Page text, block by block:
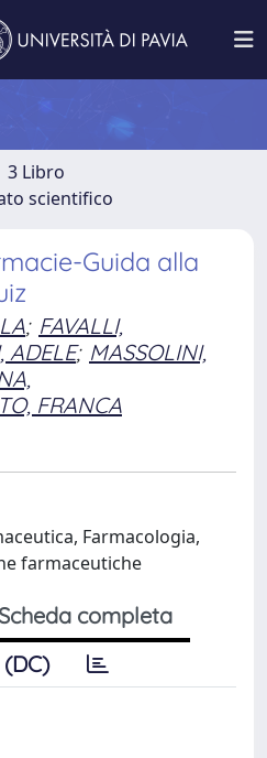
3 Libro
scientifico
Guida alla
; FAVALLI,
ADELE; MASSOLINI,
FRANCA
Farmacologia,
farmaceutiche
completa